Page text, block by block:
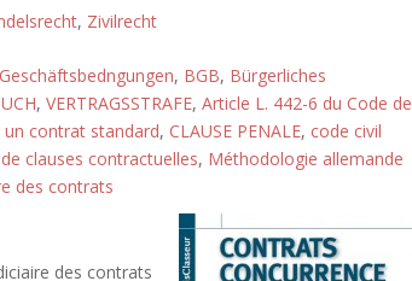
, Zivilrecht
, BGB, Bürgerliches
, VERTRAGSSTRAFE, Article L. 442-6 du Code de
un contrat standard, CLAUSE PENALE, code civil
clauses contractuelles, Méthodologie allemande
des contrats
des contrats